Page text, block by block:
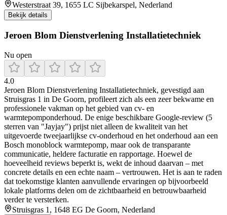
Westerstraat 39, 1655 LC Sijbekarspel, Nederland
Bekijk details
Jeroen Blom Dienstverlening Installatietechniek
Nu open
4.0
Jeroen Blom Dienstverlening Installatietechniek, gevestigd aan
Struisgras 1 in De Goorn, profileert zich als een zeer bekwame en
professionele vakman op het gebied van cv- en
warmtepomponderhoud. De enige beschikbare Google‑review (5
sterren van "Jayjay") prijst niet alleen de kwaliteit van het
uitgevoerde tweejaarlijkse cv‑onderhoud en het onderhoud aan een
Bosch monoblock warmtepomp, maar ook de transparante
communicatie, heldere facturatie en rapportage. Hoewel de
hoeveelheid reviews beperkt is, wekt de inhoud daarvan – met
concrete details en een echte naam – vertrouwen. Het is aan te raden
dat toekomstige klanten aanvullende ervaringen op bijvoorbeeld
lokale platforms delen om de zichtbaarheid en betrouwbaarheid
verder te versterken.
Struisgras 1, 1648 EG De Goorn, Nederland